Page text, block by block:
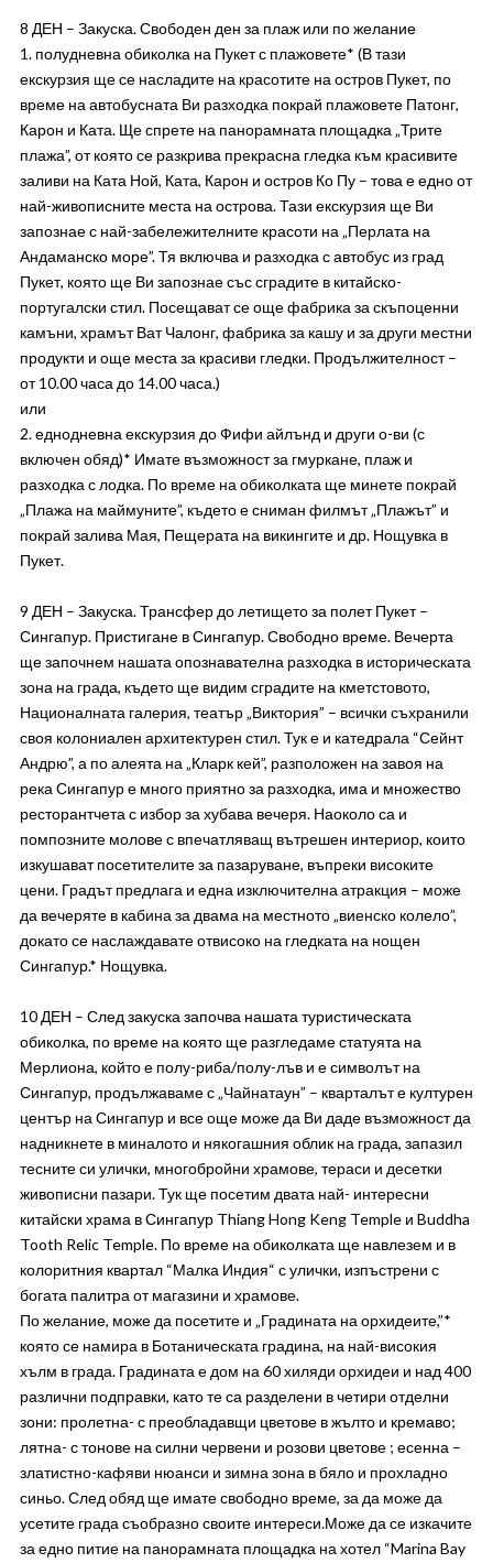
8 ДЕН – Закуска. Свободен ден за плаж или по желание
1. полудневна обиколка на Пукет с плажовете* (В тази
екскурзия ще се насладите на красотите на остров Пукет, по
време на автобусната Ви разходка покрай плажовете Патонг,
Карон и Ката. Ще спрете на панорамната площадка „Трите
плажа”, от която се разкрива прекрасна гледка към красивите
заливи на Ката Ной, Ката, Карон и остров Ко Пу – това е едно от
най-живописните места на острова. Тази екскурзия ще Ви
запознае с най-забележителните красоти на „Перлата на
Андаманско море”. Тя включва и разходка с автобус из град
Пукет, която ще Ви запознае със сградите в китайско-
португалски стил. Посещават се още фабрика за скъпоценни
камъни, храмът Ват Чалонг, фабрика за кашу и за други местни
продукти и още места за красиви гледки. Продължителност –
от 10.00 часа до 14.00 часа.)
или
2. еднодневна екскурзия до Фифи айлънд и други о-ви (с
включен обяд)* Имате възможност за гмуркане, плаж и
разходка с лодка. По време на обиколката ще минете покрай
„Плажа на маймуните”, където е сниман филмът „Плажът” и
покрай залива Мая, Пещерата на викингите и др. Нощувка в
Пукет.
9 ДЕН – Закуска. Трансфер до летището за полет Пукет –
Сингапур. Пристигане в Сингапур. Свободно време. Вечерта
ще започнем нашата опознавателна разходка в историческата
зона на града, където ще видим сградите на кметстовото,
Националната галерия, театър „Виктория” – всички съхранили
своя колониален архитектурен стил. Тук е и катедрала “Сейнт
Андрю”, а по алеята на „Кларк кей”, разположен на завоя на
река Сингапур е много приятно за разходка, има и множество
ресторантчета с избор за хубава вечеря. Наоколо са и
помпозните молове с впечатляващ вътрешен интериор, които
изкушават посетителите за пазаруване, въпреки високите
цени. Градът предлага и една изключителна атракция – може
да вечеряте в кабина за двама на местното „виенско колело”,
докато се наслаждавате отвисоко на гледката на нощен
Сингапур.* Нощувка.
10 ДЕН – След закуска започва нашата туристическата
обиколка, по време на която ще разгледаме статуята на
Мерлиона, който е полу-риба/полу-лъв и е символът на
Сингапур, продължаваме с „Чайнатаун” – кварталът е културен
център на Сингапур и все още може да Ви даде възможност да
надникнете в миналото и някогашния облик на града, запазил
тесните си улички, многобройни храмове, тераси и десетки
живописни пазари. Тук ще посетим двата най- интересни
китайски храма в Сингапур Thiang Hong Keng Temple и Buddha
Tooth Relic Temple. По време на обиколката ще навлезем и в
колоритния квартал “Малка Индия“ с улички, изпъстрени с
богата палитра от магазини и храмове.
По желание, може да посетите и „Градината на орхидеите,”*
която се намира в Ботаническата градина, на най-високия
хълм в града. Градината е дом на 60 хиляди орхидеи и над 400
различни подправки, като те са разделени в четири отделни
зони: пролетна- с преобладавщи цветове в жълто и кремаво;
лятна- с тонове на силни червени и розови цветове ; есенна –
златистно-кафяви нюанси и зимна зона в бяло и прохладно
синьо. След обяд ще имате свободно време, за да може да
усетите града съобразно своите интереси.Може да се изкачите
за едно питие на панорамната площадка на хотел “Marina Bay